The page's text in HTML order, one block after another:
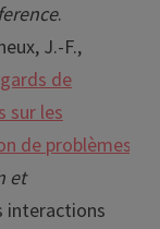
.
J.-F.,
de
sur les
de problèmes
et
interactions